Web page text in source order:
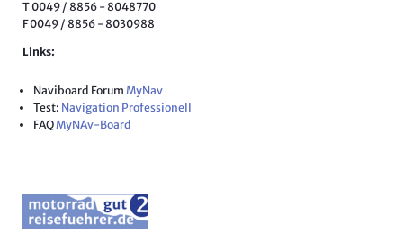
T 0049 / 8856 - 8048770
F 0049 / 8856 - 8030988
Links:
Naviboard ForumMyNav
Test: Navigation Professionell
FAQMyNAv-Board